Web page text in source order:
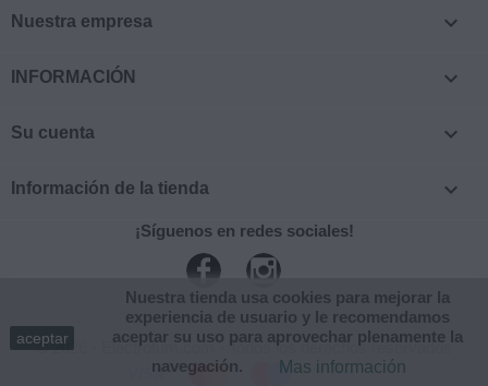
Nuestra empresa 
INFORMACIÓN 
Su cuenta 
Información de la tienda 
¡Síguenos en redes sociales!
Facebook
aceptar
Nuestra tienda usa cookies para mejorar la
experiencia de usuario y le recomendamos
aceptar su uso para aprovechar plenamente la
navegación.
Mas información
© 2026 - Electrofum.com - Todos los derechos reservados